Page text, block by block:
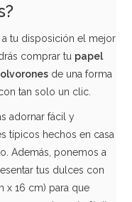
tu disposición el mejor
comprar tu papel
de una forma
tan solo un clic.
adornar fácil y
típicos hechos en casa
Además, ponemos a
tus dulces con
x 16 cm) para que